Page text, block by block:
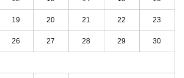
19 20 21 22 23
26 27 28 29 30